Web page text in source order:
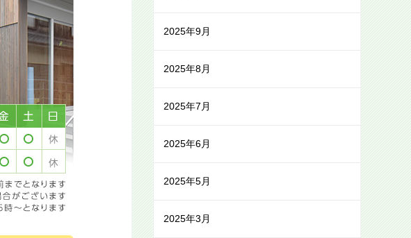
2025年9月
2025年8月
2025年7月
2025年6月
2025年5月
2025年3月